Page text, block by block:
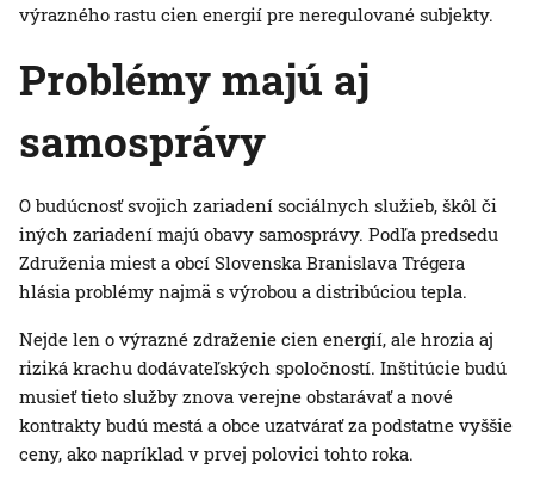
výrazného rastu cien energií pre neregulované subjekty.
Problémy majú aj
samosprávy
O budúcnosť svojich zariadení sociálnych služieb, škôl či
iných zariadení majú obavy samosprávy. Podľa predsedu
Združenia miest a obcí Slovenska Branislava Trégera
hlásia problémy najmä s výrobou a distribúciou tepla.
Nejde len o výrazné zdraženie cien energií, ale hrozia aj
riziká krachu dodávateľských spoločností. Inštitúcie budú
musieť tieto služby znova verejne obstarávať a nové
kontrakty budú mestá a obce uzatvárať za podstatne vyššie
ceny, ako napríklad v prvej polovici tohto roka.